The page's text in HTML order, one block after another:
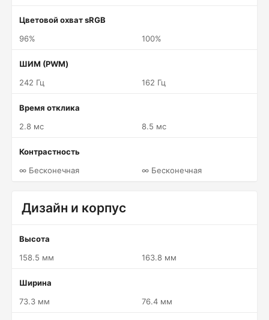
Цветовой охват sRGB
96%
100%
ШИМ (PWM)
242 Гц
162 Гц
Время отклика
2.8 мс
8.5 мс
Контрастность
∞ Бесконечная
∞ Бесконечная
Дизайн и корпус
Высота
158.5 мм
163.8 мм
Ширина
73.3 мм
76.4 мм